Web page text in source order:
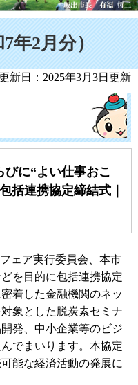
年2月分）
新日：2025年3月3日更新
に“よい仕事おこ
括連携協定締結式｜
ェア実行委員会、本市
を目的に包括連携協定
着した金融機関のネッ
象とした脱炭素セミナ
発、中小企業等のビジ
でまいります。本協定
能な経済活動の発展に